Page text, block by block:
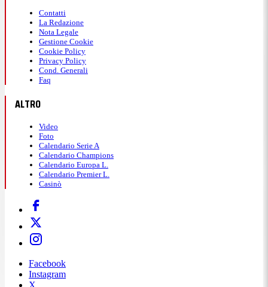
Contatti
La Redazione
Nota Legale
Gestione Cookie
Cookie Policy
Privacy Policy
Cond. Generali
Faq
ALTRO
Video
Foto
Calendario Serie A
Calendario Champions
Calendario Europa L.
Calendario Premier L.
Casinò
Facebook
Instagram
X